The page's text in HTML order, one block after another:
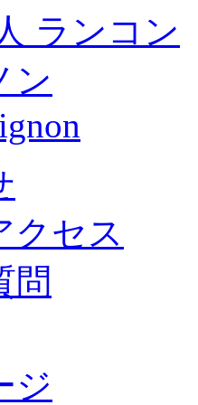
クセス
問
ジ